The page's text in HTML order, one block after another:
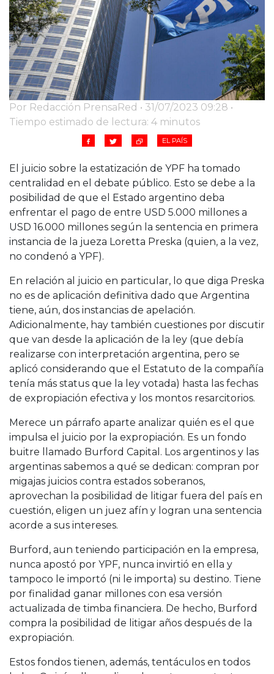
Por Redacción PrensaRed • 31/07/2023 09:28 •
Tiempo estimado de lectura: 4 minutos
EL PAÍS
El juicio sobre la estatización de YPF ha tomado
centralidad en el debate público. Esto se debe a la
posibilidad de que el Estado argentino deba
enfrentar el pago de entre USD 5.000 millones a
USD 16.000 millones según la sentencia en primera
instancia de la jueza Loretta Preska (quien, a la vez,
no condenó a YPF).
En relación al juicio en particular, lo que diga Preska
no es de aplicación definitiva dado que Argentina
tiene, aún, dos instancias de apelación.
Adicionalmente, hay también cuestiones por discutir
que van desde la aplicación de la ley (que debía
realizarse con interpretación argentina, pero se
aplicó considerando que el Estatuto de la compañía
tenía más status que la ley votada) hasta las fechas
de expropiación efectiva y los montos resarcitorios.
Merece un párrafo aparte analizar quién es el que
impulsa el juicio por la expropiación. Es un fondo
buitre llamado Burford Capital. Los argentinos y las
argentinas sabemos a qué se dedican: compran por
migajas juicios contra estados soberanos,
aprovechan la posibilidad de litigar fuera del país en
cuestión, eligen un juez afín y logran una sentencia
acorde a sus intereses.
Burford, aun teniendo participación en la empresa,
nunca apostó por YPF, nunca invirtió en ella y
tampoco le importó (ni le importa) su destino. Tiene
por finalidad ganar millones con esa versión
actualizada de timba financiera. De hecho, Burford
compra la posibilidad de litigar años después de la
expropiación.
Estos fondos tienen, además, tentáculos en todos